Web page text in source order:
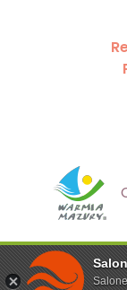
Ta strona